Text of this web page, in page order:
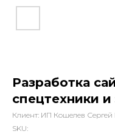
Разработка
спецтехники и
Клиент: ИП Кошелев Сергей
SKU: